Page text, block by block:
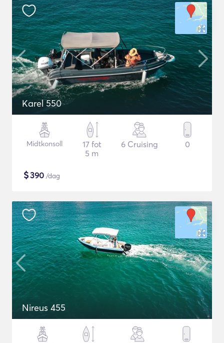
Karel 550
Midtkonsoll
17 fot
5 m
6 Cruising 0
$390 /dag
Nireus 455